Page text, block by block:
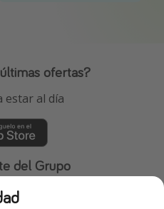
ofertas?
estar al día
del Grupo